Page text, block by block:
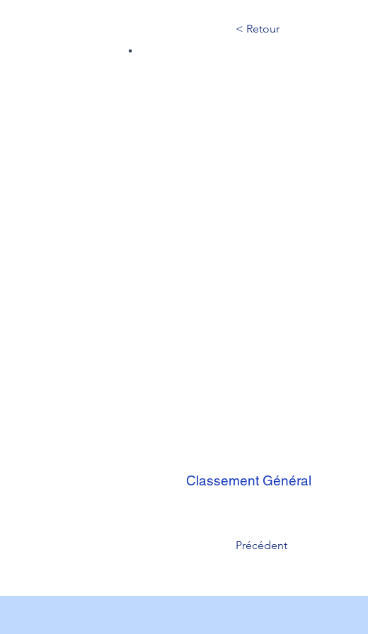
< Retour
Classement Général
Précédent